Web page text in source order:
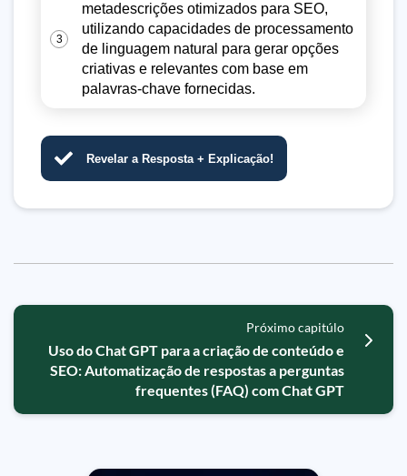
3
metadescrições otimizados para SEO,
utilizando capacidades de processamento
de linguagem natural para gerar opções
criativas e relevantes com base em
palavras-chave fornecidas.
Revelar a Resposta + Explicação!
Próximo capitúlo
Uso do Chat GPT para a criação de conteúdo e
SEO: Automatização de respostas a perguntas
frequentes (FAQ) com Chat GPT